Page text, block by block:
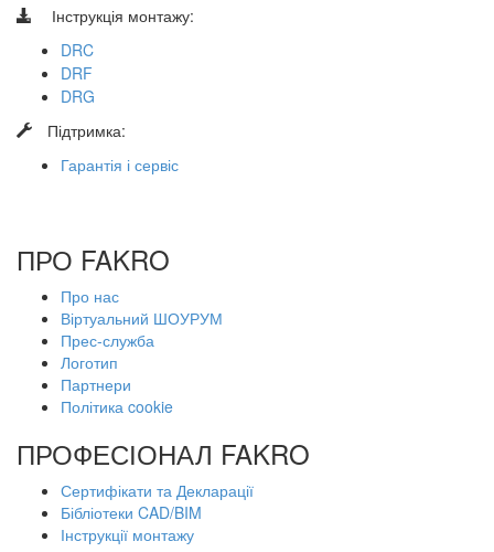
Інструкція монтажу:
DRC
DRF
DRG
Підтримка:
Гарантія і сервіс
ПРО FAKRO
Про нас
Віртуальний ШОУРУМ
Прес-служба
Логотип
Партнери
Політика cookie
ПРОФЕСІОНАЛ FAKRO
Сертифікати та Декларації
Бібліотеки CAD/BIM
Інструкції монтажу